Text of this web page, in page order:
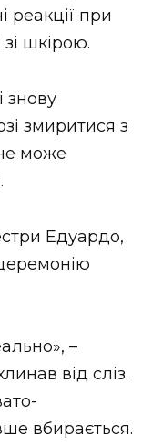
реакції при
шкірою.
знову
змиритися з
може
Едуардо,
–
від сліз.
вбирається.